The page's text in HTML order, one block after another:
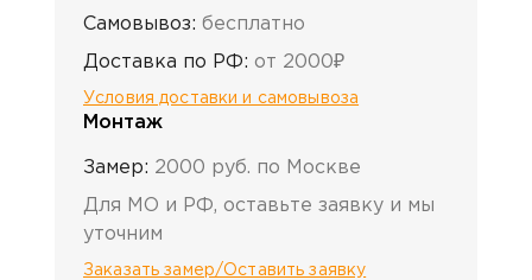
Самовывоз: бесплатно
Доставка по РФ: от 2000₽
Условия доставки и самовывоза
Монтаж
Замер: 2000 руб. по Москве
Для МО и РФ, оставьте заявку и мы
уточним
Заказать замер/Оставить заявку